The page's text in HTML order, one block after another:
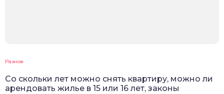
Разное
Со скольки лет можно снять квартиру, можно ли
арендовать жилье в 15 или 16 лет, законы